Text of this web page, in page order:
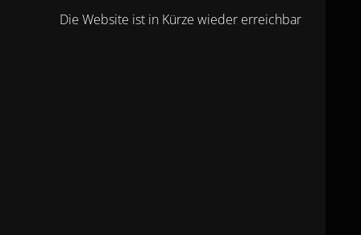
Die Website ist in Kürze wieder erreichbar